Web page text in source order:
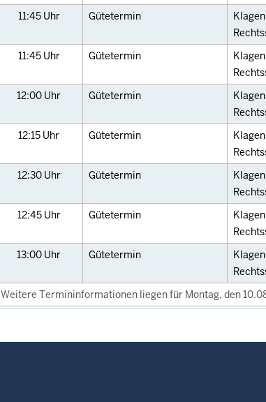
11:45 Uhr Gütetermin
11:45 Uhr Gütetermin
12:00 Uhr Gütetermin
12:15 Uhr Gütetermin
12:30 Uhr Gütetermin
12:45 Uhr Gütetermin
13:00 Uhr Gütetermin
Weitere Termininformationen liegen für Montag, den